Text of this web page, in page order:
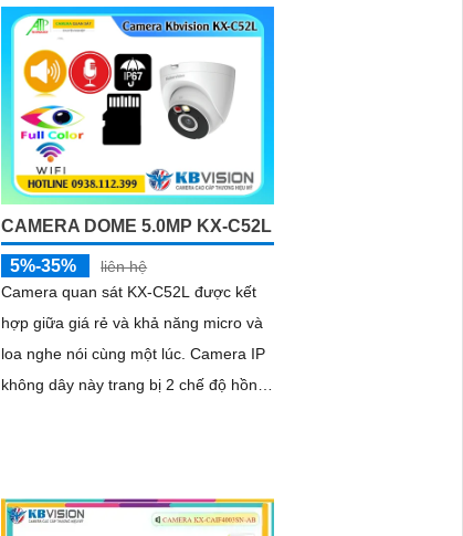
CAMERA DOME 5.0MP KX-C52L
5%-35%
liên hệ
Camera quan sát KX-C52L được kết
hợp giữa giá rẻ và khả năng micro và
loa nghe nói cùng một lúc. Camera IP
không dây này trang bị 2 chế độ hồng
tham khảo